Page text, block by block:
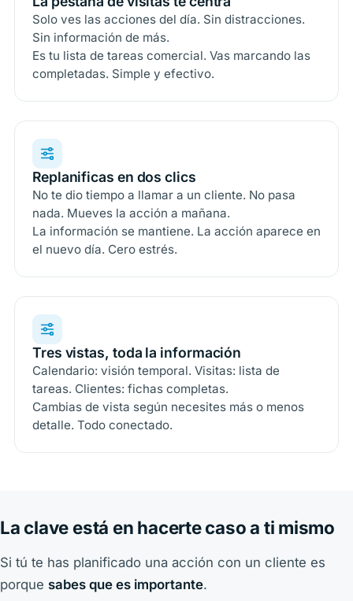
Solo ves las acciones del día. Sin distracciones.
Sin información de más.
Es tu lista de tareas comercial. Vas marcando las
completadas. Simple y efectivo.
Replanificas en dos clics
No te dio tiempo a llamar a un cliente. No pasa
nada. Mueves la acción a mañana.
La información se mantiene. La acción aparece en
el nuevo día. Cero estrés.
Tres vistas, toda la información
Calendario: visión temporal. Visitas: lista de
tareas. Clientes: fichas completas.
Cambias de vista según necesites más o menos
detalle. Todo conectado.
La clave está en hacerte caso a ti mismo
Si tú te has planificado una acción con un cliente es
porque sabes que es importante.